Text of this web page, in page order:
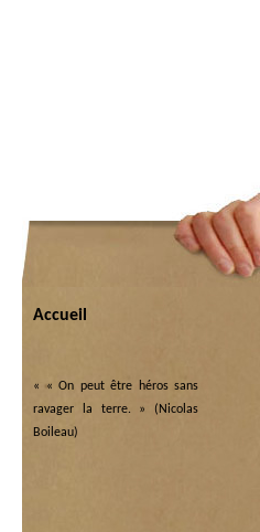
Accueil
«« On peut être héros sans
ravager la terre. » (Nicolas
Boileau)